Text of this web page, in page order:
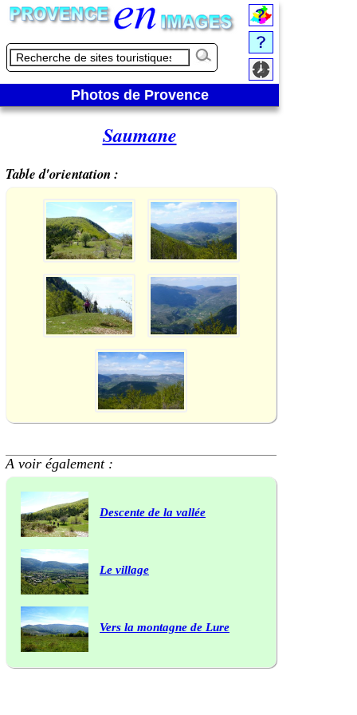
Photos de Provence
Saumane
Table d'orientation :
A voir également :
Descente de la vallée
Le village
Vers la montagne de Lure